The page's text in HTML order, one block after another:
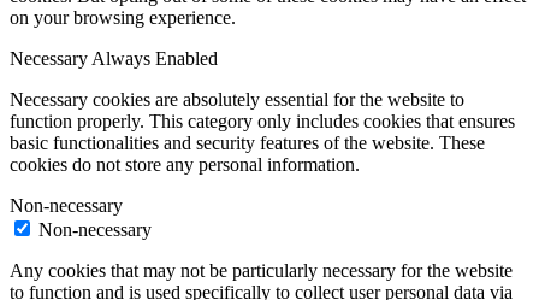
on your browsing experience.
Necessary Always Enabled
Necessary cookies are absolutely essential for the website to
function properly. This category only includes cookies that ensures
basic functionalities and security features of the website. These
cookies do not store any personal information.
Non-necessary
Non-necessary
Any cookies that may not be particularly necessary for the website
to function and is used specifically to collect user personal data via